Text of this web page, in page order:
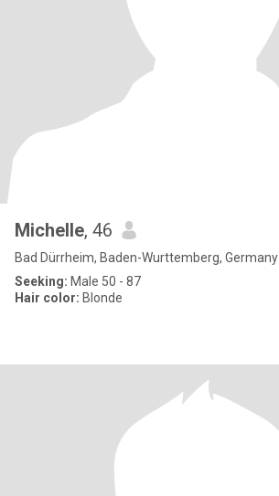
Michelle, 46
Bad Dürrheim, Baden-Wurttemberg, Germany
Seeking: Male 50 - 87
Hair color: Blonde